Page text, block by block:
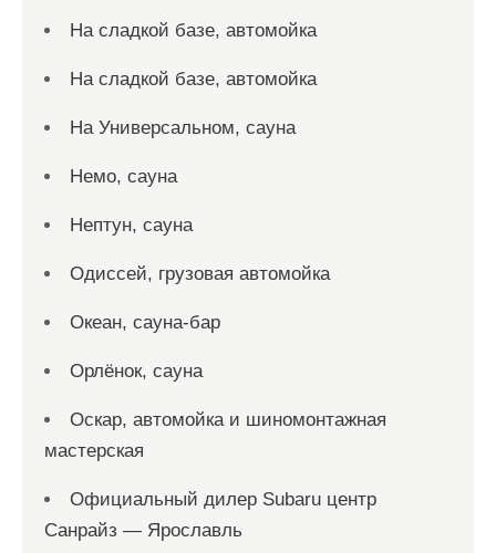
На сладкой базе, автомойка
На сладкой базе, автомойка
На Универсальном, сауна
Немо, сауна
Нептун, сауна
Одиссей, грузовая автомойка
Океан, сауна-бар
Орлёнок, сауна
Оскар, автомойка и шиномонтажная
мастерская
Официальный дилер Subaru центр
Санрайз — Ярославль